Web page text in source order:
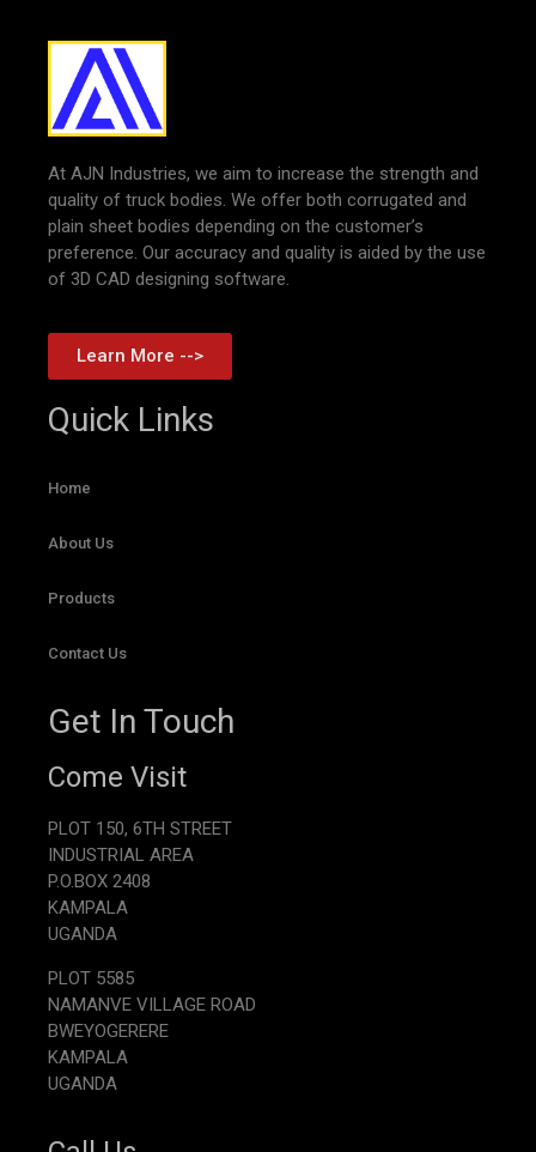
At AJN Industries, we aim to increase the strength and
quality of truck bodies. We offer both corrugated and
plain sheet bodies depending on the customer’s
preference. Our accuracy and quality is aided by the use
of 3D CAD designing software.
Learn More -->
Quick Links
Home
About Us
Products
Contact Us
Get In Touch
Come Visit
PLOT 150, 6TH STREET
INDUSTRIAL AREA
P.O.BOX 2408
KAMPALA
UGANDA
PLOT 5585
NAMANVE VILLAGE ROAD
BWEYOGERERE
KAMPALA
UGANDA